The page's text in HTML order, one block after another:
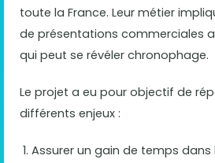
toute la France. Leur métier
de présentations commerciales
qui peut se révéler chronophage.
Le projet a eu pour objectif de
différents enjeux :
Assurer un gain de temps